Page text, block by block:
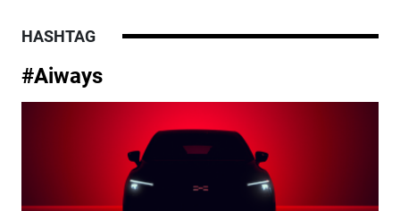
HASHTAG
#Aiways